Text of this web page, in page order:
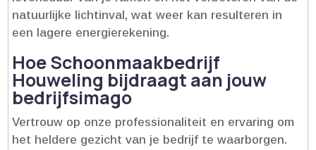
natuurlijke lichtinval, wat weer kan resulteren in
een lagere energierekening.​
Hoe Schoonmaakbedrijf
Houweling bijdraagt aan jouw
bedrijfsimago
Vertrouw op onze professionaliteit en ervaring om
het heldere gezicht van je bedrijf te waarborgen.​